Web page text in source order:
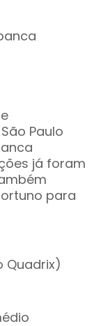
Paulo
já foram
para
Quadrix)